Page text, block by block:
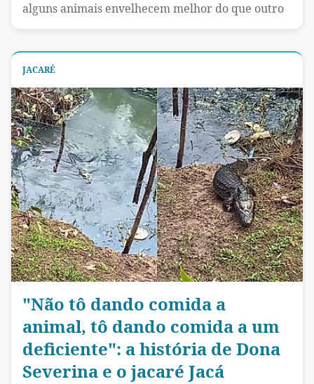
alguns animais envelhecem melhor do que outro
JACARÉ
"Não tô dando comida a
animal, tô dando comida a um
deficiente": a história de Dona
Severina e o jacaré Jacá